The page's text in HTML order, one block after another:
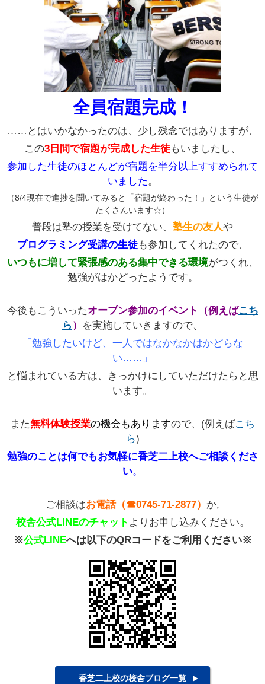
全員宿題完成！
……とはいかなかったのは、少し残念ではありますが、
この3日間で宿題が完成した生徒もいましたし、
参加した生徒のほとんどが宿題を半分以上すすめられて
いました 。
（8/4現在で進捗を聞いてみると「宿題が終わった！」という生徒が
たくさんいます☆）
普段は塾の授業を受けてない、 塾生の友人や
プログラミング受講の生徒も参加してくれたので、
いつもに増して緊張感のある集中できる環境がつくれ、
勉強がはかどったようです。
今後もこういったオープン参加のイベント（例えばこち
ら ） を実施していきますので、
「勉強したいけど、一人ではなかなかはかどらな
い……」
と悩まれている方は、きっかけにしていただけたらと思
います。
また無料体験授業の機会もありますので、(例えばこち
ら)
勉強のことは何でもお気軽に香芝二上校へご相談くださ
い。
ご相談はお電話（☎0745-71-2877） か,
校舎公式LINEのチャット よりお申し込みください。
※公式LINEへは以下のQRコードをご利用ください※
香芝二上校の校舎ブログ一覧